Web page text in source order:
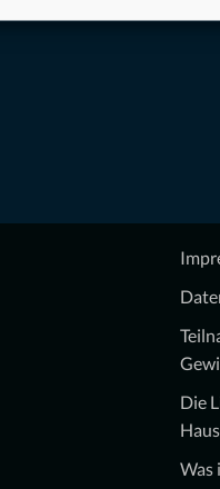
Die
Was